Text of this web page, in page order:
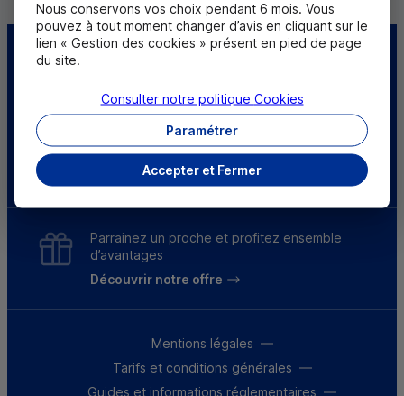
Centre d'aide
Sourds et
Télécharger l'application
Parrainez un proche et profitez ensemble
d’avantages
Découvrir notre offre
Mentions légales
Tarifs et conditions générales
Guides et informations réglementaires
Nous conservons vos choix pendant 6 mois. Vous
pouvez à tout moment changer d’avis en cliquant sur le
lien « Gestion des cookies » présent en pied de page
du site.
Accepter et Fermer
Paramétrer
Consulter notre politique Cookies